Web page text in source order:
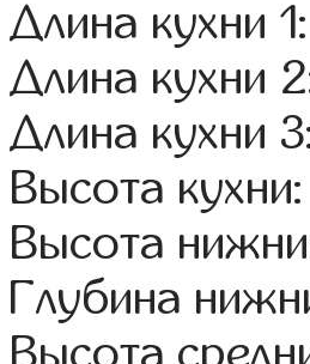
Длина кухни
Длина кухни
Длина кухни
Высота
Высота
Глубина
Высота